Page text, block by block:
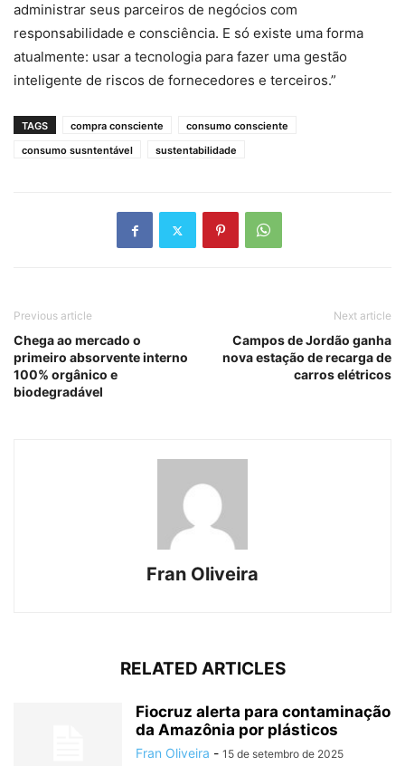
administrar seus parceiros de negócios com
responsabilidade e consciência. E só existe uma forma
atualmente: usar a tecnologia para fazer uma gestão
inteligente de riscos de fornecedores e terceiros.”
TAGS compra consciente
consumo consciente
consumo susntentável
sustentabilidade
Previous article
Chega ao mercado o
primeiro absorvente interno
100% orgânico e
biodegradável
Next article
Campos de Jordão ganha
nova estação de recarga de
carros elétricos
Fran Oliveira
RELATED ARTICLES
Fiocruz alerta para contaminação
da Amazônia por plásticos
Fran Oliveira - 15 de setembro de 2025